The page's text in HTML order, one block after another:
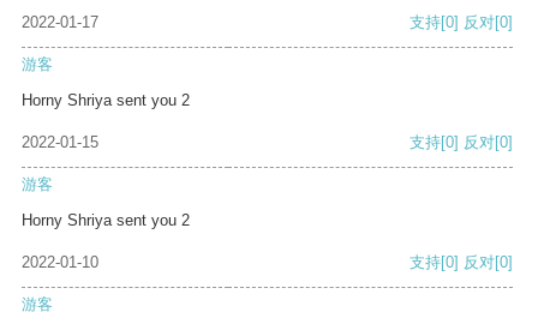
2022-01-17 支持[0] 反对[0]
游客
Horny Shriya sent you 2
2022-01-15 支持[0] 反对[0]
游客
Horny Shriya sent you 2
2022-01-10 支持[0] 反对[0]
游客